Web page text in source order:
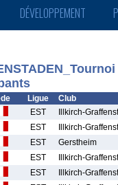
DÉVELOPPEMENT
Ligue
Club
EST
Illkirch-
EST
Illkirch-
EST
Gerstheim
EST
Illkirch-
EST
Illkirch-